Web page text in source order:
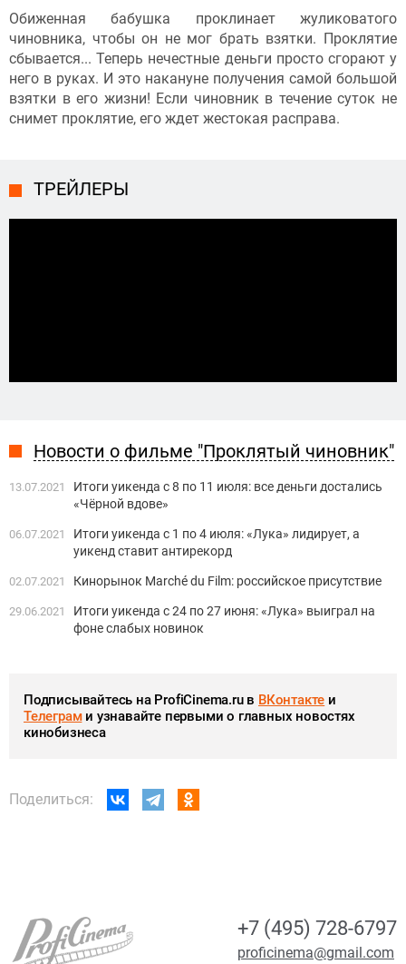
Обиженная бабушка проклинает жуликоватого
чиновника, чтобы он не мог брать взятки. Проклятие
сбывается... Теперь нечестные деньги просто сгорают у
него в руках. И это накануне получения самой большой
взятки в его жизни! Если чиновник в течение суток не
снимет проклятие, его ждет жестокая расправа.
ТРЕЙЛЕРЫ
Новости о фильме "Проклятый чиновник"
13.07.2021
Итоги уикенда с 8 по 11 июля: все деньги достались
«Чёрной вдове»
06.07.2021
Итоги уикенда с 1 по 4 июля: «Лука» лидирует, а
уикенд ставит антирекорд
02.07.2021 Кинорынок Marché du Film: российское присутствие
29.06.2021
Итоги уикенда с 24 по 27 июня: «Лука» выиграл на
фоне слабых новинок
Подписывайтесь на ProfiCinema.ru в ВКонтакте и
Телеграми узнавайте первыми о главных новостях
кинобизнеса
Поделиться:
+7 (495) 728-6797
proficinema@gmail.com